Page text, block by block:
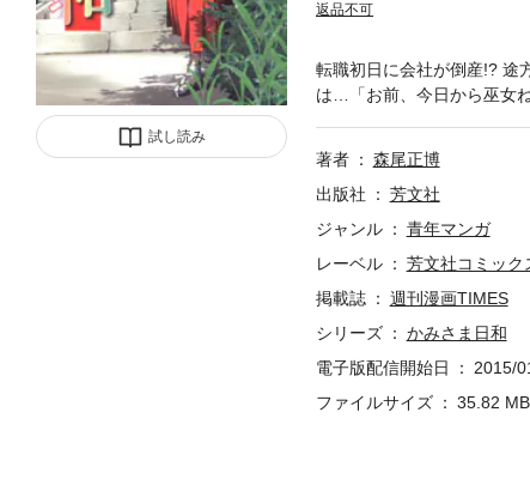
試し読み
返品不可
転職初日に会社が倒産!? 途
は…「お前、今日から巫女
著者
森尾正博
出版社
芳文社
ジャンル
青年マンガ
レーベル
芳文社コミック
掲載誌
週刊漫画TIMES
シリーズ
かみさま日和
電子版配信開始日
2015/
ファイルサイズ
35.82 MB